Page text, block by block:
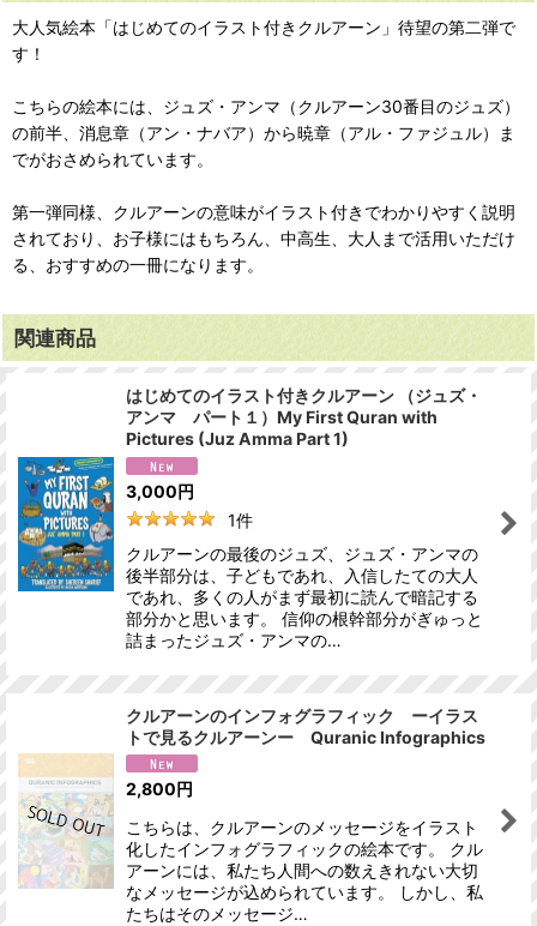
大人気絵本「はじめてのイラスト付きクルアーン」待望の第二弾で
す！
こちらの絵本には、ジュズ・アンマ（クルアーン30番目のジュズ）
の前半、消息章（アン・ナバア）から暁章（アル・ファジュル）ま
でがおさめられています。
第一弾同様、クルアーンの意味がイラスト付きでわかりやすく説明
されており、お子様にはもちろん、中高生、大人まで活用いただけ
る、おすすめの一冊になります。
関連商品
はじめてのイラスト付きクルアーン （ジュズ・
アンマ パート１）My First Quran with
Pictures (Juz Amma Part 1)
3,000円
1件
クルアーンの最後のジュズ、ジュズ・アンマの
後半部分は、子どもであれ、入信したての大人
であれ、多くの人がまず最初に読んで暗記する
部分かと思います。 信仰の根幹部分がぎゅっと
詰まったジュズ・アンマの…
クルアーンのインフォグラフィック ーイラス
トで見るクルアーンー Quranic Infographics
2,800円
こちらは、クルアーンのメッセージをイラスト
化したインフォグラフィックの絵本です。 クル
アーンには、私たち人間への数えきれない大切
なメッセージが込められています。 しかし、私
たちはそのメッセージ…